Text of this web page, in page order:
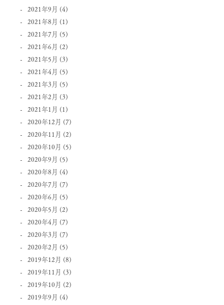
2021年9月 (4)
2021年8月 (1)
2021年7月 (5)
2021年6月 (2)
2021年5月 (3)
2021年4月 (5)
2021年3月 (5)
2021年2月 (3)
2021年1月 (1)
2020年12月 (7)
2020年11月 (2)
2020年10月 (5)
2020年9月 (5)
2020年8月 (4)
2020年7月 (7)
2020年6月 (5)
2020年5月 (2)
2020年4月 (7)
2020年3月 (7)
2020年2月 (5)
2019年12月 (8)
2019年11月 (3)
2019年10月 (2)
2019年9月 (4)